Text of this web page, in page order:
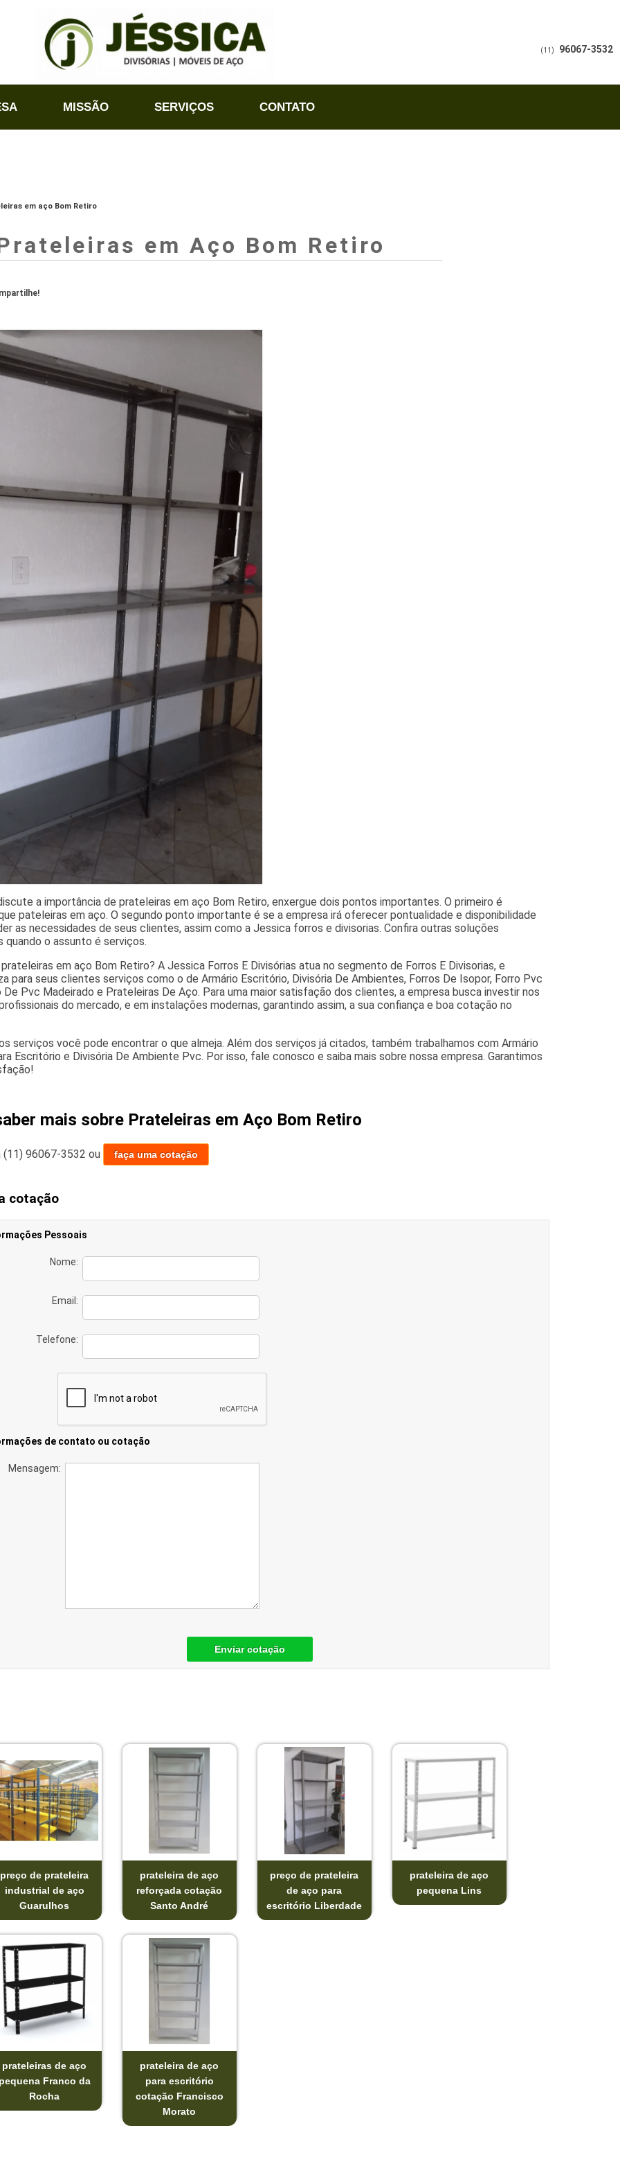
MISSÃO SERVIÇOS CONTATO
(11) 96067-3532
em aço Bom Retiro
em Aço Bom Retiro
a importância de prateleiras em aço Bom Retiro, enxergue dois pontos importantes. O primeiro é
pateleiras em aço. O segundo ponto importante é se a empresa irá oferecer pontualidade e disponibilidade
as necessidades de seus clientes, assim como a Jessica forros e divisorias. Confira outras soluções
quando o assunto é serviços.
em aço Bom Retiro? A Jessica Forros E Divisórias atua no segmento de Forros E Divisorias, e
para seus clientes serviços como o de Armário Escritório, Divisória De Ambientes, Forros De Isopor, Forro Pvc
De Pvc Madeirado e Prateleiras De Aço. Para uma maior satisfação dos clientes, a empresa busca investir nos
do mercado, e em instalações modernas, garantindo assim, a sua confiança e boa cotação no
serviços você pode encontrar o que almeja. Além dos serviços já citados, também trabalhamos com Armário
Escritório e Divisória De Ambiente Pvc. Por isso, fale conosco e saiba mais sobre nossa empresa. Garantimos
mais sobre Prateleiras em Aço Bom Retiro
(11) 96067-3532 ou faça uma cotação
cotação
Pessoais
Nome:
Email:
Telefone:
de contato ou cotação
Mensagem:
Enviar cotação
preço de prateleira
industrial de aço
Guarulhos
prateleira de aço
reforçada cotação
Santo André
preço de prateleira
de aço para
escritório Liberdade
prateleira de aço
pequena Lins
prateleiras de aço
Franco da
Rocha
prateleira de aço
para escritório
cotação Francisco
Morato